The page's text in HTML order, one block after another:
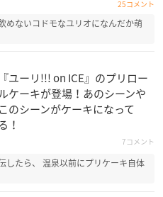
25コメント
めないコドモなユリオになんだか萌
『ユーリ!!! on ICE』のプリロー
ケーキが登場！あのシーンや
このシーンがケーキになって
る！
7コメント
したら、 温泉以前にプリケーキ自体